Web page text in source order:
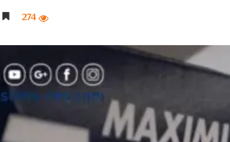
274 4 دقائق